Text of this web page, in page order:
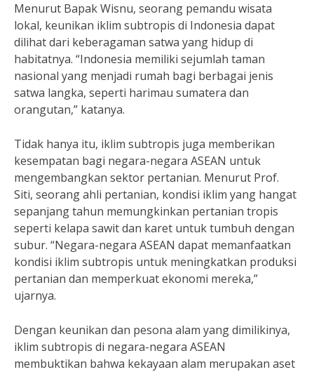
Menurut Bapak Wisnu, seorang pemandu wisata
lokal, keunikan iklim subtropis di Indonesia dapat
dilihat dari keberagaman satwa yang hidup di
habitatnya. “Indonesia memiliki sejumlah taman
nasional yang menjadi rumah bagi berbagai jenis
satwa langka, seperti harimau sumatera dan
orangutan,” katanya.
Tidak hanya itu, iklim subtropis juga memberikan
kesempatan bagi negara-negara ASEAN untuk
mengembangkan sektor pertanian. Menurut Prof.
Siti, seorang ahli pertanian, kondisi iklim yang hangat
sepanjang tahun memungkinkan pertanian tropis
seperti kelapa sawit dan karet untuk tumbuh dengan
subur. “Negara-negara ASEAN dapat memanfaatkan
kondisi iklim subtropis untuk meningkatkan produksi
pertanian dan memperkuat ekonomi mereka,”
ujarnya.
Dengan keunikan dan pesona alam yang dimilikinya,
iklim subtropis di negara-negara ASEAN
membuktikan bahwa kekayaan alam merupakan aset